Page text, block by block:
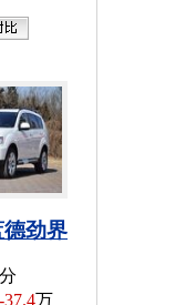
劲界
分
37.4万